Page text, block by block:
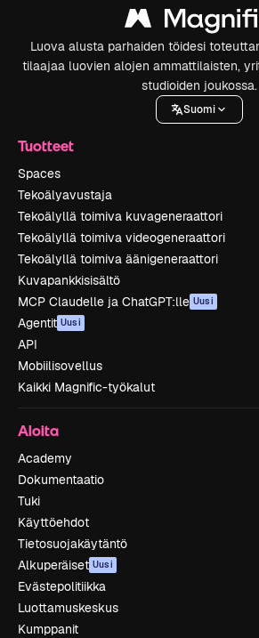
Luova alusta parhaiden töidesi
tilaajaa luovien alojen ammattilaisten,
studioiden joukossa.
Suomi
Tuotteet
Spaces
Tekoälyavustaja
Tekoälyllä toimiva kuvageneraattori
Tekoälyllä toimiva videogeneraattori
Tekoälyllä toimiva äänigeneraattori
Kuvapankkisisältö
MCP Claudelle ja ChatGPT:lle Uusi
Agentit Uusi
API
Mobiilisovellus
Kaikki Magnific-työkalut
Aloita
Academy
Dokumentaatio
Tuki
Käyttöehdot
Tietosuojakäytäntö
Alkuperäiset Uusi
Evästepolitiikka
Luottamuskeskus
Kumppanit